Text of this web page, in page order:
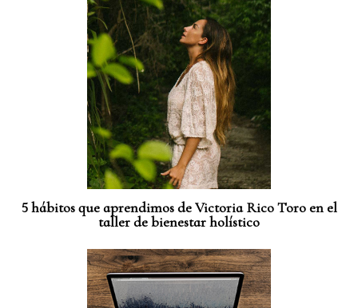
5 hábitos que aprendimos de Victoria Rico Toro en el
taller de bienestar holístico